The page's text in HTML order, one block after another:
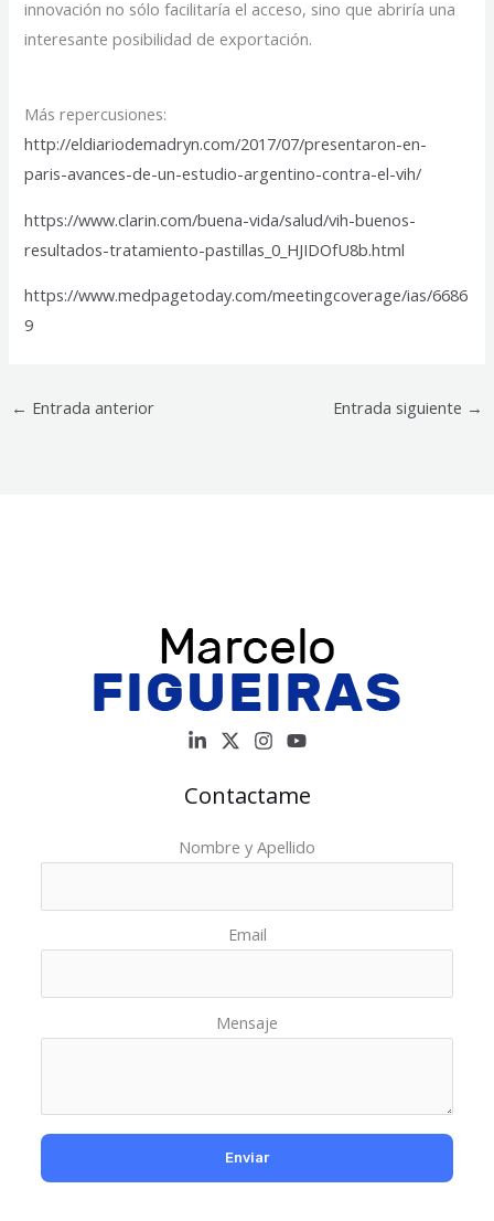
innovación no sólo facilitaría el acceso, sino que abriría una
interesante posibilidad de exportación.
Más repercusiones:
http://eldiariodemadryn.com/2017/07/presentaron-en-
paris-avances-de-un-estudio-argentino-contra-el-vih/
https://www.clarin.com/buena-vida/salud/vih-buenos-
resultados-tratamiento-pastillas_0_HJIDOfU8b.html
https://www.medpagetoday.com/meetingcoverage/ias/6686
9
← Entrada anterior Entrada siguiente →
Contactame
Nombre y Apellido
Email
Mensaje